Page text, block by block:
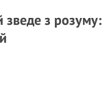
зведе з розуму: